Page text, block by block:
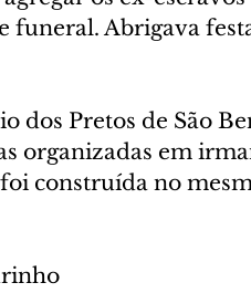
funeral. Abrigava
dos Pretos de São
organizadas em
foi construída no